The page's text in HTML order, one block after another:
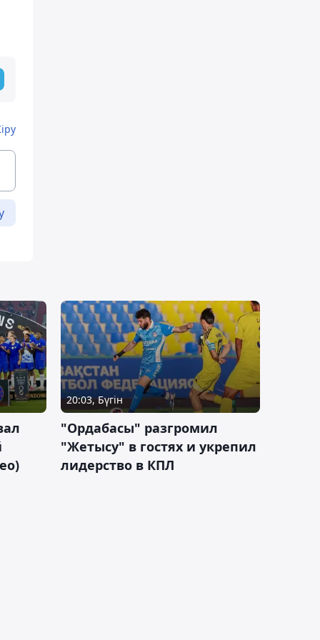
20:03, Бүгін
"Ордабасы" разгромил
"Жетысу" в гостях и укрепил
лидерство в КПЛ